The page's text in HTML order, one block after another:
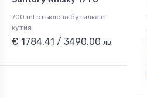
700 ml стъклена бутилка с
кутия
€ 1784.41 / 3490.00 лв.